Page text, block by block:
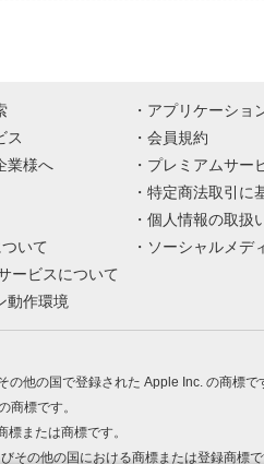
ス
業様へ
いて
ービスについて
動作環境
アプリケーショ
会員規約
プレミアムサー
特定商法取引に
個人情報の取扱
ソーシャルメデ
他の国で登録された Apple Inc. の商標で
商標です。
または商標です。
の他の国における商標または登録商標で